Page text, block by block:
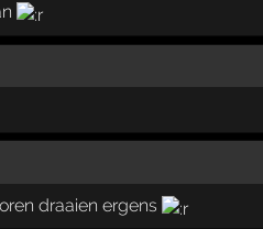
draaien ergens